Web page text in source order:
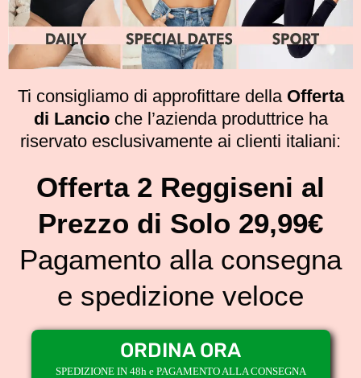
Ti consigliamo di approfittare della Offerta
di Lancioche l’azienda produttrice ha
riservato esclusivamente ai clienti italiani:
Offerta 2 Reggiseni al
Prezzo di Solo 29,99€
Pagamento alla consegna
e spedizione veloce
ORDINA ORA
SPEDIZIONE IN 48h e PAGAMENTO ALLA CONSEGNA